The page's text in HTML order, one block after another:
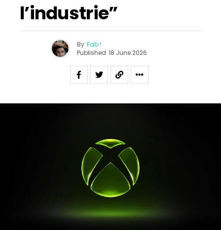
l’industrie”
By Fab !
Published 18 June 2026